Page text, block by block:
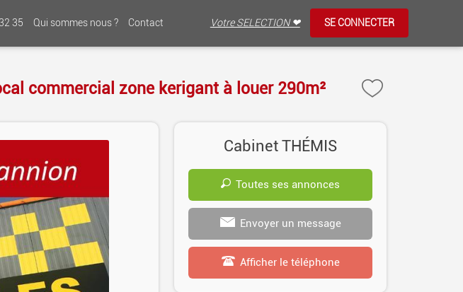
35 Qui sommes nous ? Contact Votre SELECTION ❤ SE CONNECTER
commercial zone kerigant à louer 290m²
Cabinet THÉMIS
Toutes ses annonces
Envoyer un message
Afficher le téléphone